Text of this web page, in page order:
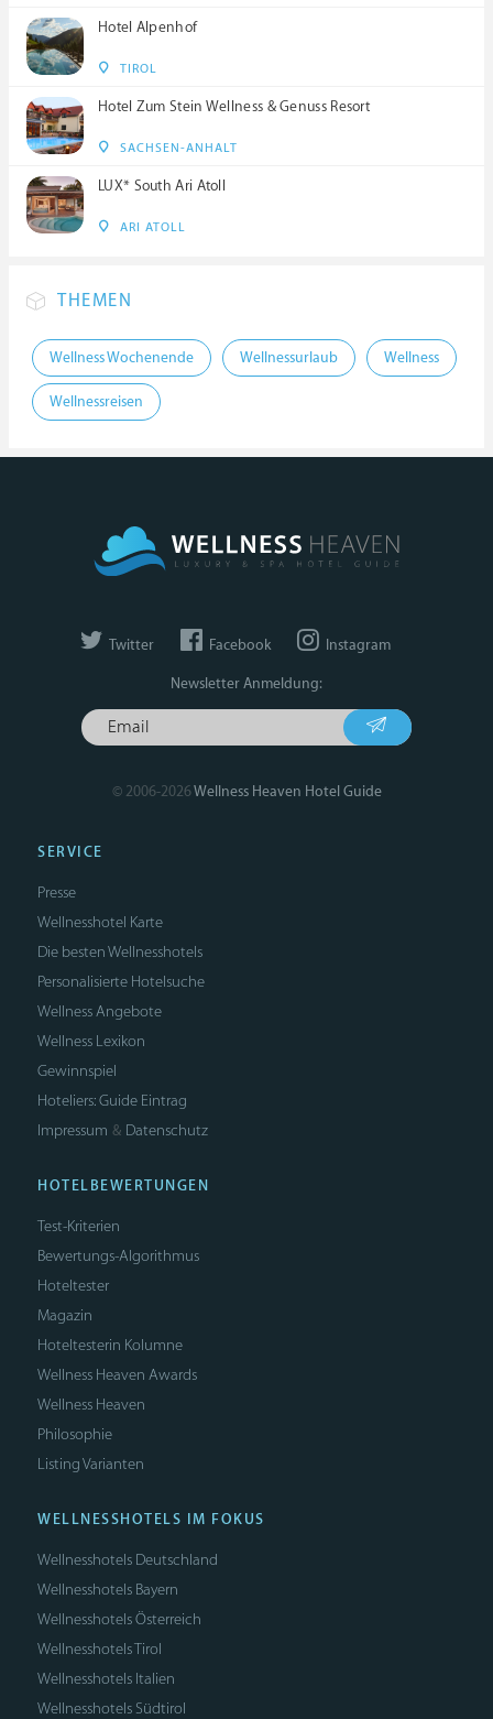
Hotel Alpenhof
TIROL
Hotel Zum Stein Wellness & Genuss Resort
SACHSEN-ANHALT
LUX* South Ari Atoll
ARI ATOLL
THEMEN
Wellness Wochenende Wellnessurlaub Wellness
Wellnessreisen
Twitter Facebook Instagram
Newsletter Anmeldung:
© 2006-2026Wellness Heaven Hotel Guide
SERVICE
Presse
Wellnesshotel Karte
Die besten Wellnesshotels
Personalisierte Hotelsuche
Wellness Angebote
Wellness Lexikon
Gewinnspiel
Hoteliers: Guide Eintrag
Impressum & Datenschutz
HOTELBEWERTUNGEN
Test-Kriterien
Bewertungs-Algorithmus
Hoteltester
Magazin
Hoteltesterin Kolumne
Wellness Heaven Awards
Wellness Heaven
Philosophie
Listing Varianten
WELLNESSHOTELS IM FOKUS
Wellnesshotels Deutschland
Wellnesshotels Bayern
Wellnesshotels Österreich
Wellnesshotels Tirol
Wellnesshotels Italien
Wellnesshotels Südtirol